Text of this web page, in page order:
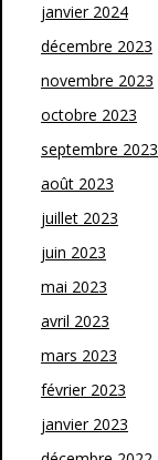
janvier 2024
décembre 2023
novembre 2023
octobre 2023
septembre 2023
août 2023
juillet 2023
juin 2023
mai 2023
avril 2023
mars 2023
février 2023
janvier 2023